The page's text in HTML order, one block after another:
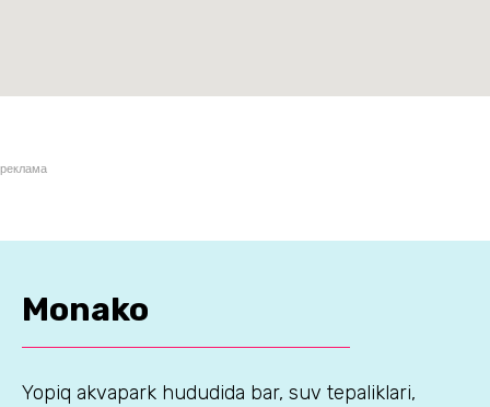
реклама
Monako
Yopiq akvapark hududida bar, suv tepaliklari,